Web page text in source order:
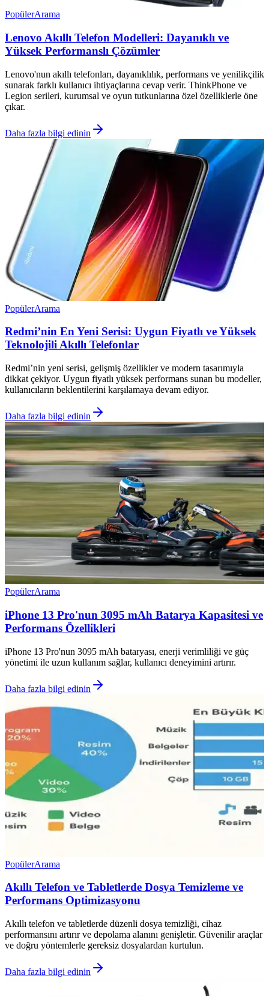
PopülerArama
Lenovo Akıllı Telefon Modelleri: Dayanıklı ve
Yüksek Performanslı Çözümler
Lenovo'nun akıllı telefonları, dayanıklılık, performans ve yenilikçilik
sunarak farklı kullanıcı ihtiyaçlarına cevap verir. ThinkPhone ve
Legion serileri, kurumsal ve oyun tutkunlarına özel özelliklerle öne
çıkar.
Daha fazla bilgi edinin
PopülerArama
Redmi’nin En Yeni Serisi: Uygun Fiyatlı ve Yüksek
Teknolojili Akıllı Telefonlar
Redmi’nin yeni serisi, gelişmiş özellikler ve modern tasarımıyla
dikkat çekiyor. Uygun fiyatlı yüksek performans sunan bu modeller,
kullanıcıların beklentilerini karşılamaya devam ediyor.
Daha fazla bilgi edinin
PopülerArama
iPhone 13 Pro'nun 3095 mAh Batarya Kapasitesi ve
Performans Özellikleri
iPhone 13 Pro'nun 3095 mAh bataryası, enerji verimliliği ve güç
yönetimi ile uzun kullanım sağlar, kullanıcı deneyimini artırır.
Daha fazla bilgi edinin
PopülerArama
Akıllı Telefon ve Tabletlerde Dosya Temizleme ve
Performans Optimizasyonu
Akıllı telefon ve tabletlerde düzenli dosya temizliği, cihaz
performansını artırır ve depolama alanını genişletir. Güvenilir araçlar
ve doğru yöntemlerle gereksiz dosyalardan kurtulun.
Daha fazla bilgi edinin